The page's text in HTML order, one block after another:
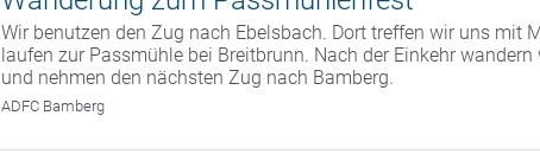
Wir benutzen den Zug nach Ebelsbach. Dort treffen wir uns mit
laufen zur Passmühle bei Breitbrunn. Nach der Einkehr
und nehmen den nächsten Zug nach Bamberg.
ADFC Bamberg